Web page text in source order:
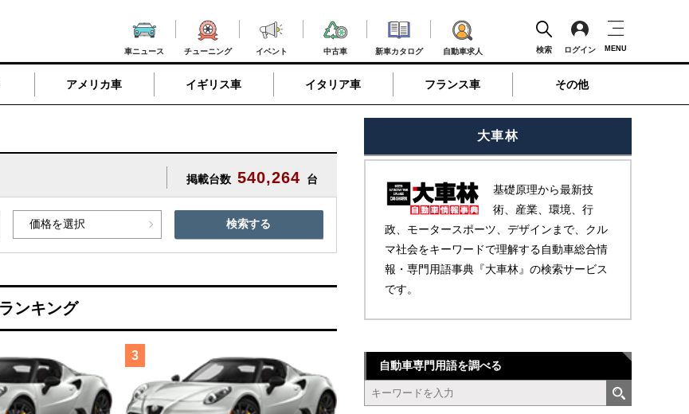
車ニュース チューニング イベント 中古車 新車カタログ 自動車求人 検索 ログイン MENU
アメリカ車 イギリス車 イタリア車 フランス車 その他
掲載台数 540,264 台
検索する
ンキング
3
大車林
基礎原理から最新技
術、産業、環境、行
政、モータースポーツ、デザインまで、クル
マ社会をキーワードで理解する自動車総合情
報・専門用語事典『大車林』の検索サービス
です。
自動車専門用語を調べる